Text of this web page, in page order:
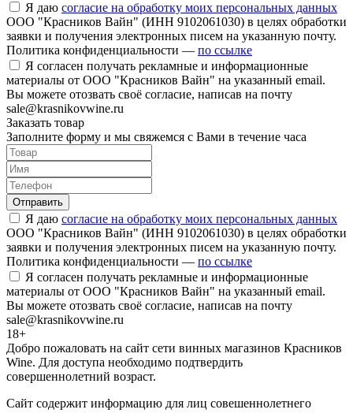
Я даю согласие на обработку моих персональных данных
ООО "Красников Вайн" (ИНН 9102061030) в целях обработки
заявки и получения электронных писем на указанную почту.
Политика конфиденциальности — по ссылке
Я согласен получать рекламные и информационные
материалы от ООО "Красников Вайн" на указанный email.
Вы можете отозвать своё согласие, написав на почту
sale@krasnikovwine.ru
Заказать товар
Заполните форму и мы свяжемся с Вами в течение часа
Отправить
Я даю согласие на обработку моих персональных данных
ООО "Красников Вайн" (ИНН 9102061030) в целях обработки
заявки и получения электронных писем на указанную почту.
Политика конфиденциальности — по ссылке
Я согласен получать рекламные и информационные
материалы от ООО "Красников Вайн" на указанный email.
Вы можете отозвать своё согласие, написав на почту
sale@krasnikovwine.ru
18+
Добро пожаловать на сайт сети винных магазинов Красников
Wine. Для доступа необходимо подтвердить
совершеннолетний возраст.
Сайт содержит информацию для лиц совешеннолетнего